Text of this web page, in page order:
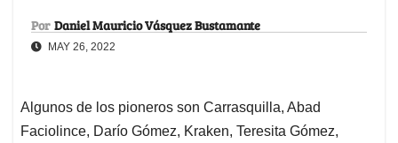
Por Daniel Mauricio Vásquez Bustamante
MAY 26, 2022
Algunos de los pioneros son Carrasquilla, Abad
Faciolince, Darío Gómez, Kraken, Teresita Gómez,